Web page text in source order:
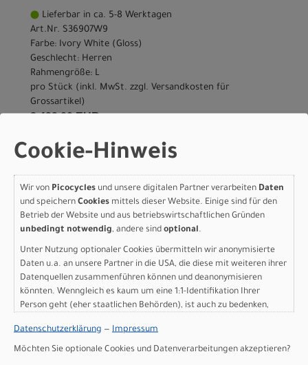
Lieferbar in ca. 5-8 Werktagen
Art.Nr. S36907W9
Farbe: Ivory White (Gloss)
Geschlecht: Herren
Rahmengröße: L
pro Stück (inkl. MwSt. zzgl. Versandkosten für
Grossartikel )
3.499,00 EUR
IN DEN WARENKORB
Orbea KEMEN TOUR 30
XL Ivory White (Gloss)
Modelljahr 2025
Lieferbar in ca. 5-8 Werktagen
Art.Nr. S36909W9
Farbe: Ivory White (Gloss)
Rahmengröße: XL
pro Stück (inkl. MwSt. zzgl. Versandkosten für
Cookie-Hinweis
Wir von Picocycles und unsere digitalen Partner verarbeiten Daten
und speichern Cookies mittels dieser Website. Einige sind für den
Betrieb der Website und aus betriebswirtschaftlichen Gründen
unbedingt notwendig, andere sind optional.
Unter Nutzung optionaler Cookies übermitteln wir anonymisierte
Daten u.a. an unsere Partner in die USA, die diese mit weiteren ihrer
Datenquellen zusammenführen können und deanonymisieren
könnten. Wenngleich es kaum um eine 1:1-Identifikation Ihrer
Person geht (eher staatlichen Behörden), ist auch zu bedenken,
sind wie bei uns in der Europäischen Union.
Datenschutzerklärung — Impressum
Möchten Sie optionale Cookies und Datenverarbeitungen akzeptieren?